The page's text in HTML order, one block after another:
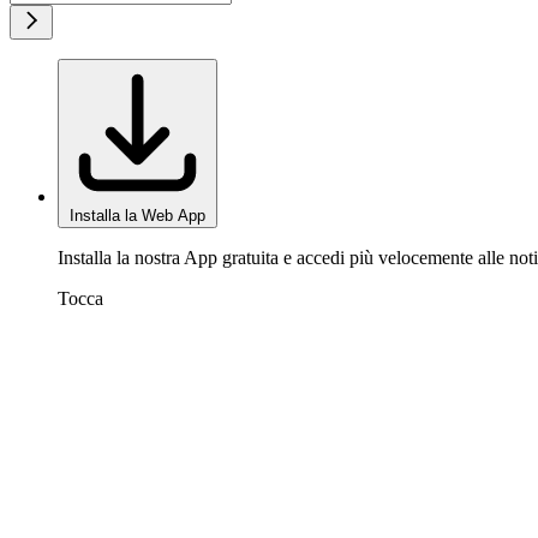
Installa la Web App
Installa la nostra App gratuita e accedi più velocemente alle
Tocca